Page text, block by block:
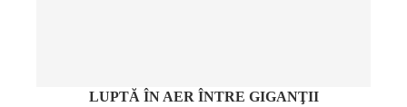
LUPTĂ ÎN AER ÎNTRE GIGANŢII